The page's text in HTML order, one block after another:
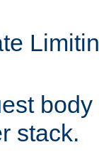
stack.